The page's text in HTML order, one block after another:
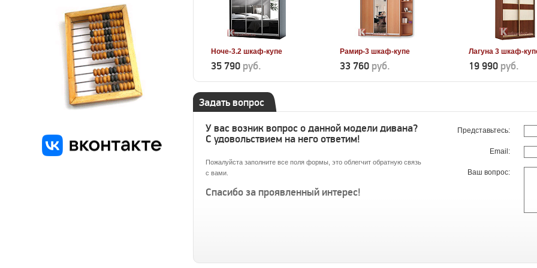
Ноче-3.2 шкаф-купе
35 790 руб.
Рамир-3 шкаф-купе
33 760 руб.
Лагуна 3 шкаф-
19 990 руб.
Задать вопрос
У вас возник вопрос о данной модели дивана?
С удовольствием на него ответим!
Пожалуйста заполните все поля формы, это облегчит обратную связь
с вами.
Спасибо за проявленный интерес!
Представьтесь:
Email:
Ваш вопрос: